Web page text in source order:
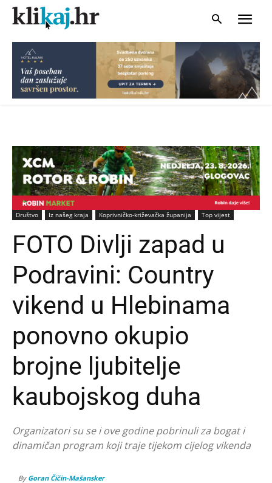
Društvo Iz našeg kraja Koprivničko-križevačka županija Top vijest
FOTO Divlji zapad u
Podravini: Country
vikend u Hlebinama
ponovno okupio
brojne ljubitelje
kaubojskog duha
Organizatori su se i ove godine pobrinuli za bogat i
dinamičan program koji traje tijekom cijelog vikenda
By Goran Čičin-Mašansker